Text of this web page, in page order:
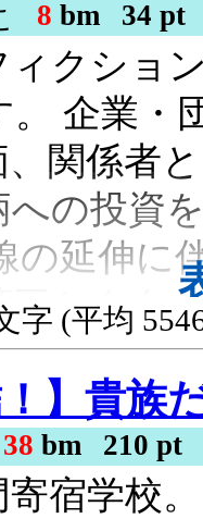
、日本人
いてし
の予定し
)ながか
てて正直
んでくだ
！
8 bm 34 pt
ション
企業・
関係者
への投資
の延伸に
セクタ
先人の遺
な廃線」
マンの
億円
字 (平均
宿学校で浮いていた俺が、『
38 bm 210 pt
学校。